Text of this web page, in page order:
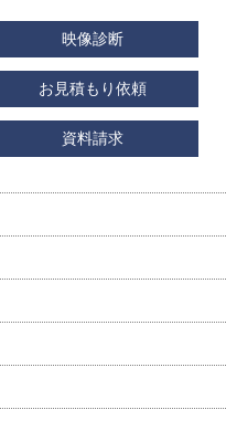
映像診断
お見積もり依頼
資料請求